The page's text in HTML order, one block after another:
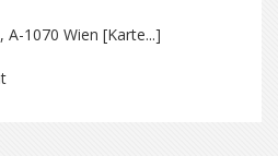
A-1070 Wien [Karte...]